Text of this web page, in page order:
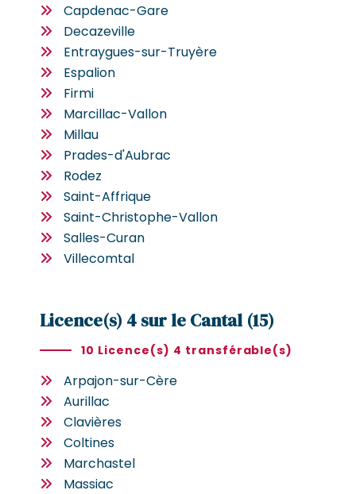
Capdenac-Gare
Decazeville
Entraygues-sur-Truyère
Espalion
Firmi
Marcillac-Vallon
Millau
Prades-d'Aubrac
Rodez
Saint-Affrique
Saint-Christophe-Vallon
Salles-Curan
Villecomtal
Licence(s) 4 sur le Cantal (15)
10 Licence(s) 4 transférable(s)
Arpajon-sur-Cère
Aurillac
Clavières
Coltines
Marchastel
Massiac